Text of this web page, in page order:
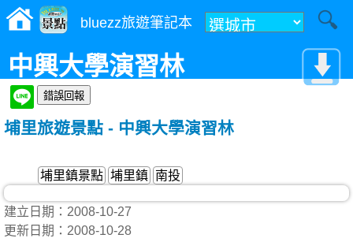
bluezz旅遊筆記本
中興大學演習林
埔里旅遊景點 - 中興大學演習林
埔里鎮景點 埔里鎮 南投
建立日期：2008-10-27
更新日期：2008-10-28